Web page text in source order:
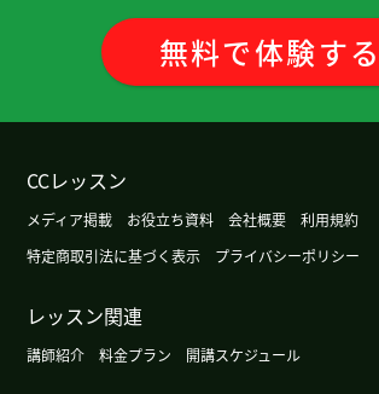
课见！( 50代 男性 )
今天辛苦了～，下节课见。
保护和保障消费者权益本來是件好事，
现了过度保护的情况，导致对企业而言
我也觉得这件事件平台方肯定也有问题
無料で体験する
CCレッスン
メディア掲載 お役立ち資料 会社概要
利用規約
特定商取引法に基づく表示
プライバシーポリシー
レッスン関連
講師紹介 料金プラン 開講スケジュール